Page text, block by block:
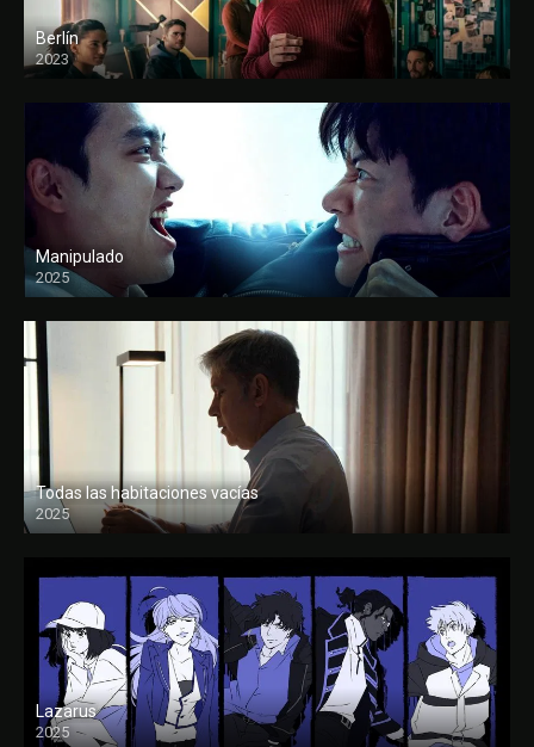
Berlín
2023
Manipulado
2025
Todas las habitaciones vacías
2025
FULL HD
Lazarus
2025